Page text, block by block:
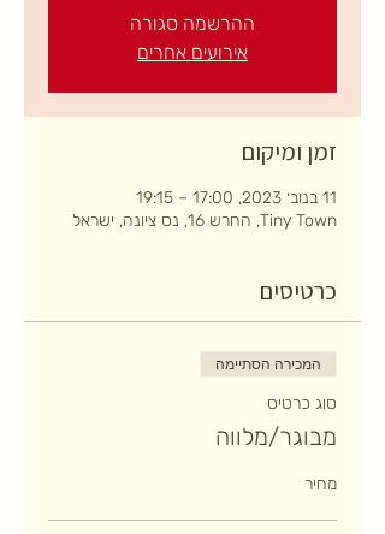
ההרשמה סגורה
אירועים אחרים
זמן ומיקום
11 בנוב׳ 2023, 17:00 – 19:15
Tiny Town, החרש 16, נס ציונה, ישראל
כרטיסים
המכירה הסתיימה
סוג כרטיס
מבוגר/מלווה
מחיר